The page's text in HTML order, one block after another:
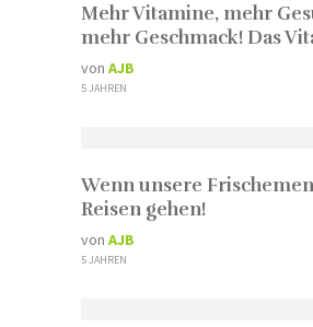
Mehr Vitamine, mehr
mehr Geschmack! Das
von AJB
5 JAHREN
Wenn unsere
Reisen gehen!
von AJB
5 JAHREN